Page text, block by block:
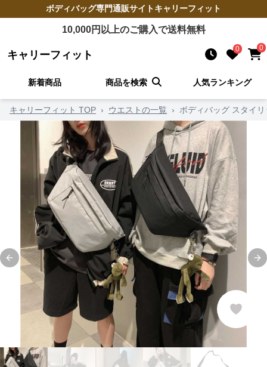
ボディバッグ専門通販サイトキャリーフィット
10,000円以上のご購入で送料無料
キャリーフィット 0 0
新着商品 商品を検索 人気ランキング
キャリーフィット TOP › ウエストの一覧 › ボディバッグ スタイ
Previous slide